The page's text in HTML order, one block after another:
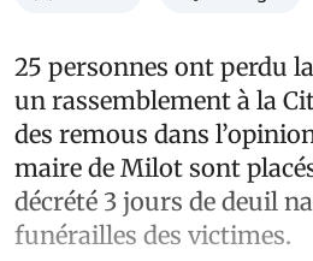
25 personnes ont perdu
un rassemblement à la
des remous dans
maire de Milot sont
décrété 3 jours de deuil
funérailles des victimes.